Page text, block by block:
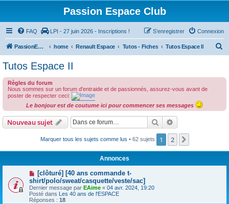
Passion Espace Club
FAQ LPI - 27 juin 2026 - Inscriptions ! Connexion
S’enregistrer
PassionEspaceClub home Renault Espace Tutos - Fiches Tutos Espace II
Tutos Espace II
Règles du forum
Nous sommes sur un forum d'entraide et de passionnés, assurez-vous avant de
poster de respecter ceci:
Le bonjour est de coutume ici pour commencer ses messages
Nouveau sujet Rechercher
Marquer tous les sujets comme lus • 62 sujets 1 2
Annonces
[clôturé] [40 ans commande t-
shirt/polo/sweat/casquette/veste/sac]
Dernier message par EAime « 04 avr. 2024, 19:20
Posté dans Les 40 ans de l'ESPACE
Réponses : 18